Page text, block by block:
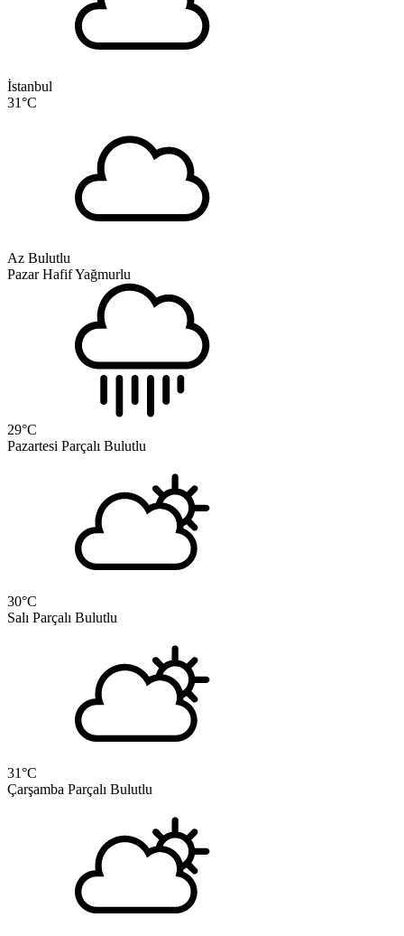
İstanbul
31°C
Az Bulutlu
Pazar Hafif Yağmurlu
29°C
Pazartesi Parçalı Bulutlu
30°C
Salı Parçalı Bulutlu
31°C
Çarşamba Parçalı Bulutlu